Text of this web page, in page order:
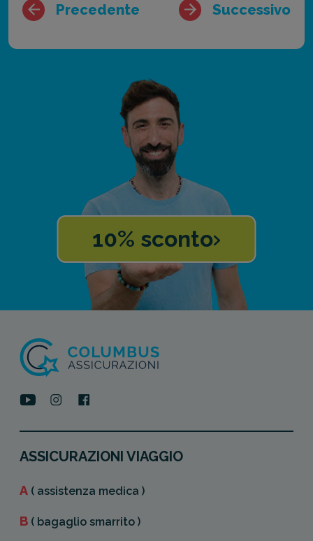
Precedente Successivo
10% sconto
ASSICURAZIONI VIAGGIO
A ( assistenza medica )
B ( bagaglio smarrito )